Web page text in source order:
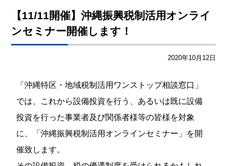
【11/11開催】沖縄振興税制活用オンライ
ンセミナー開催します！
2020年10月12日
「沖縄特区・地域税制活用ワンストップ相談窓口」
では、これから設備投資を行う、あるいは既に設備
投資を行った事業者及び関係者様等の皆様を対象
に、「沖縄振興税制活用オンラインセミナー」を開
催致します。